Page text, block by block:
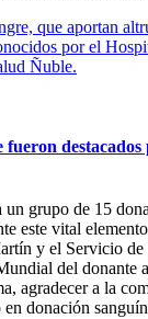
fueron
grupo de 15
este vital
y el Servicio de
del donante
agradecer a la
en donación